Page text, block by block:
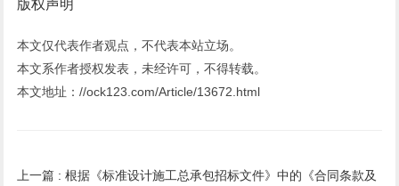
版权声明
本文仅代表作者观点，不代表本站立场。
本文系作者授权发表，未经许可，不得转载。
本文地址：//ock123.com/Article/13672.html
上一篇 : 根据《标准设计施工总承包招标文件》中的《合同条款及